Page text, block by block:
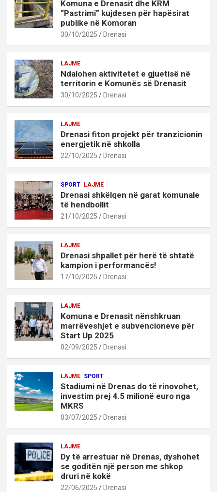
Komuna e Drenasit dhe KRM
“Pastrimi” kujdesen për hapësirat
publike në Komoran
30/10/2025 Drenasi
LAJME
Ndalohen aktivitetet e gjuetisë në
territorin e Komunës së Drenasit
30/10/2025 Drenasi
LAJME
Drenasi fiton projekt për tranzicionin
energjetik në shkolla
22/10/2025 Drenasi
SPORT LAJME
Drenasi shkëlqen në garat komunale
të hendbollit
21/10/2025 Drenasi
LAJME
Drenasi shpallet për herë të shtatë
kampion i performancës!
17/10/2025 Drenasi
LAJME
Komuna e Drenasit nënshkruan
marrëveshjet e subvencioneve për
Start Up 2025
02/09/2025 Drenasi
LAJME SPORT
Stadiumi në Drenas do të rinovohet,
investim prej 4.5 milionë euro nga
MKRS
03/07/2025 Drenasi
LAJME
Dy të arrestuar në Drenas, dyshohet
se goditën një person me shkop
druri në kokë
22/06/2025 Drenasi